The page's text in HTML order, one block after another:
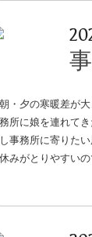
朝・夕の寒暖差が
務所に娘を連れて
し事務所に寄りた
休みがとりやすい